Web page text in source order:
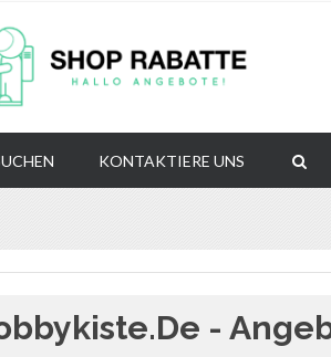
KONTAKTIERE UNS
-